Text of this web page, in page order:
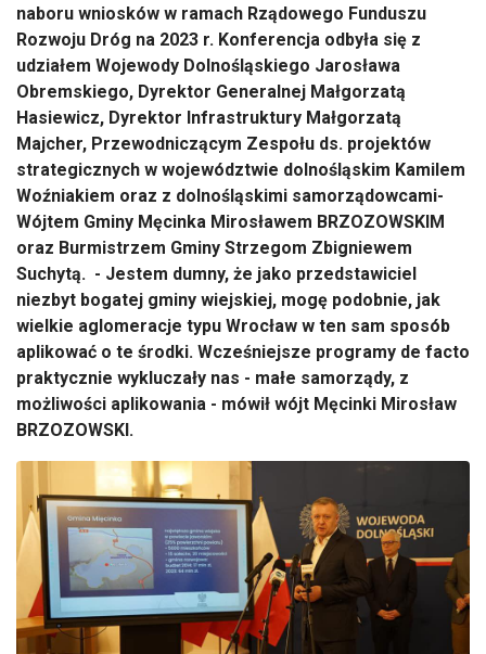
naboru wniosków w ramach Rządowego Funduszu
Rozwoju Dróg na 2023 r. Konferencja odbyła się z
udziałem Wojewody Dolnośląskiego Jarosława
Obremskiego, Dyrektor Generalnej Małgorzatą
Hasiewicz, Dyrektor Infrastruktury Małgorzatą
Majcher, Przewodniczącym Zespołu ds. projektów
strategicznych w województwie dolnośląskim Kamilem
Woźniakiem oraz z dolnośląskimi samorządowcami-
Wójtem Gminy Męcinka Mirosławem BRZOZOWSKIM
oraz Burmistrzem Gminy Strzegom Zbigniewem
Suchytą. - Jestem dumny, że jako przedstawiciel
niezbyt bogatej gminy wiejskiej, mogę podobnie, jak
wielkie aglomeracje typu Wrocław w ten sam sposób
aplikować o te środki. Wcześniejsze programy de facto
praktycznie wykluczały nas - małe samorządy, z
możliwości aplikowania - mówił wójt Męcinki Mirosław
BRZOZOWSKI.